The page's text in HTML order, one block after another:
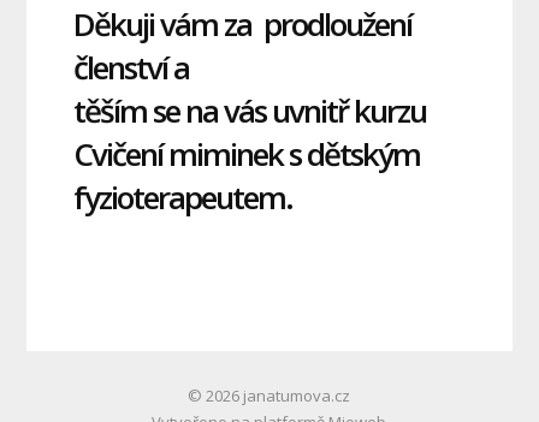
Děkuji vám za prodloužení
členství a
těším se na vás uvnitř kurzu
Cvičení miminek s dětským
fyzioterapeutem.
© 2026 janatumova.cz